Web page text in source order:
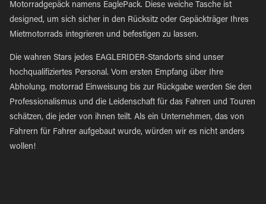
Motorradgepäck namens EaglePack. Diese weiche Tasche ist
designed, um sich sicher in den Rücksitz oder Gepäckträger Ihres
Mietmotorrads integrieren und befestigen zu lassen.
Die wahren Stars jedes EAGLERIDER-Standorts sind unser
hochqualifiziertes Personal. Vom ersten Empfang über Ihre
Abholung, motorrad Einweisung bis zur Rückgabe werden Sie den
Professionalismus und die Leidenschaft für das Fahren und Touren
schätzen, die jeder von ihnen teilt. Als ein Unternehmen, das von
Fahrern für Fahrer aufgebaut wurde, würden wir es nicht anders
wollen!